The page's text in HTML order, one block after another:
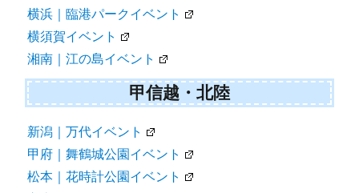
横浜｜臨港パークイベント
横須賀イベント
湘南｜江の島イベント
甲信越・北陸
新潟｜万代イベント
甲府｜舞鶴城公園イベント
松本｜花時計公園イベント